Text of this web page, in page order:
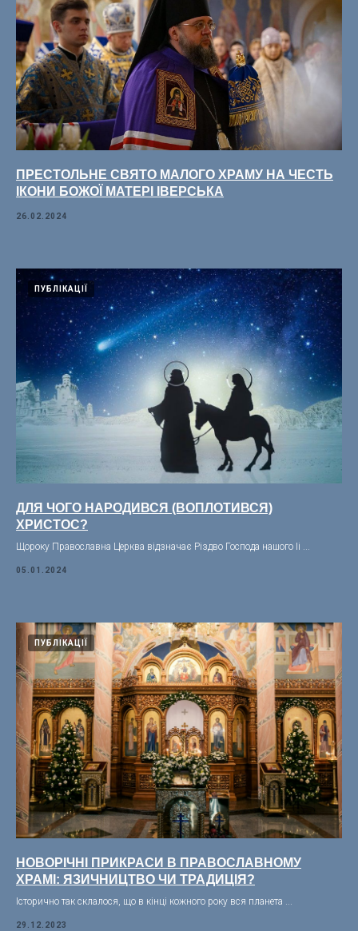
ПРЕСТОЛЬНЕ СВЯТО МАЛОГО ХРАМУ НА ЧЕСТЬ
ІКОНИ БОЖОЇ МАТЕРІ ІВЕРСЬКА
26.02.2024
ПУБЛІКАЦІЇ
ДЛЯ ЧОГО НАРОДИВСЯ (ВОПЛОТИВСЯ)
ХРИСТОС?
Щороку Православна Церква відзначає Різдво Господа нашого Іі ...
05.01.2024
ПУБЛІКАЦІЇ
НОВОРІЧНІ ПРИКРАСИ В ПРАВОСЛАВНОМУ
ХРАМІ: ЯЗИЧНИЦТВО ЧИ ТРАДИЦІЯ?
Історично так склалося, що в кінці кожного року вся планета ...
29.12.2023